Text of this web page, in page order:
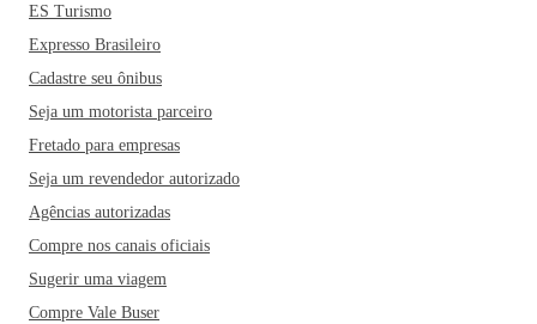
ES Turismo
Expresso Brasileiro
Cadastre seu ônibus
Seja um motorista parceiro
Fretado para empresas
Seja um revendedor autorizado
Agências autorizadas
Compre nos canais oficiais
Sugerir uma viagem
Compre Vale Buser